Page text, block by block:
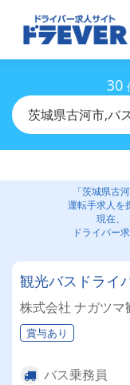
30
茨城県古河市,バ
「茨城県古
運転手求人を
現在、
ドライバー
観光バスドライ
株式会社 ナガツマ
賞与あり
バス乗務員